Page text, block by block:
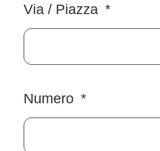
Via / Piazza
Numero